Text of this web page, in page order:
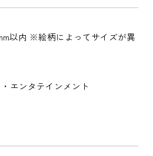
以内 ※絵柄によってサイズが異
エンタテインメント